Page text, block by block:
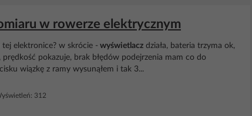
w rowerze elektrycznym
elektronice? w skrócie - wyświetlacz działa, bateria trzyma ok,
pokazuje, brak błędów podejrzenia mam co do
wiązkę z ramy wysunąłem i tak 3...
312